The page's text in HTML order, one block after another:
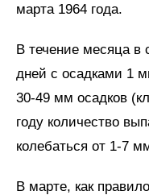
марта 1964 года.
В течение месяца в
дней с осадками 1
30-49 мм осадков
году количество
колебаться от 1-7
В марте, как